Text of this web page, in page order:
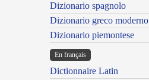
Dizionario spagnolo
Dizionario greco moderno
Dizionario piemontese
En français
Dictionnaire Latin